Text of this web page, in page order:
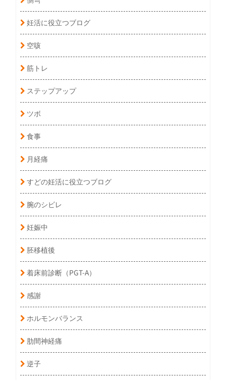
妊活に役立つブログ
空咳
筋トレ
ステップアップ
ツボ
食事
月経痛
すどの妊活に役立つブログ
腕のシビレ
妊娠中
胚移植後
着床前診断（PGT-A）
感謝
ホルモンバランス
肋間神経痛
逆子